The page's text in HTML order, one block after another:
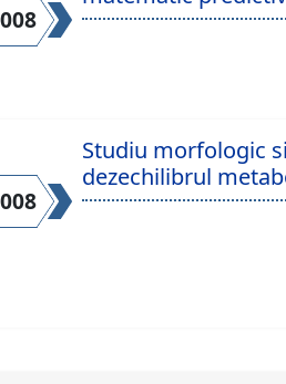
Studiu morfologic
dezechilibrul